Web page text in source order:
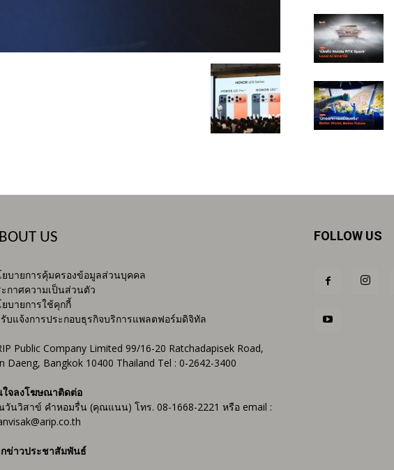
US
บายการคุ้มครองข้อมูลส่วนบุคคล
กาศความเป็นส่วนตัว
บายการใช้คุกกี้
บแจ้งการประกอบธุรกิจบริการแพลตฟอร์มดิจิทัล
Public Company Limited 99/16-20 Ratchadapisek Road,
Daeng, Bangkok 10400 Thailand Tel : 0-2642-3400
ใจลงโฆษณาติดต่อ
นวิสาข์ คำหอมรื่น (คุณแนน) โทร. 08-1668-2221 หรือ email :
กข่าวประชาสัมพันธ์
FOLLOW US